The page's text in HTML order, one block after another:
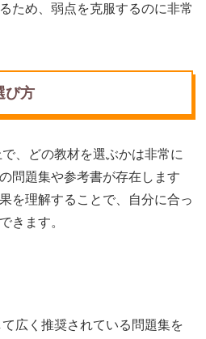
ため、弱点を克服するのに非常
び方
、どの教材を選ぶかは非常に
問題集や参考書が存在します
を理解することで、自分に合っ
きます。
広く推奨されている問題集を